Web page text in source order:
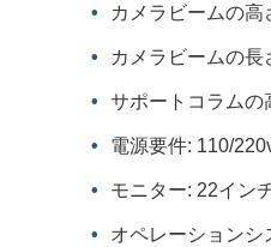
カメラビームの
カメラビームの長
サポートコラムの
電源要件: 110/
モニター: 22イン
オペレーション